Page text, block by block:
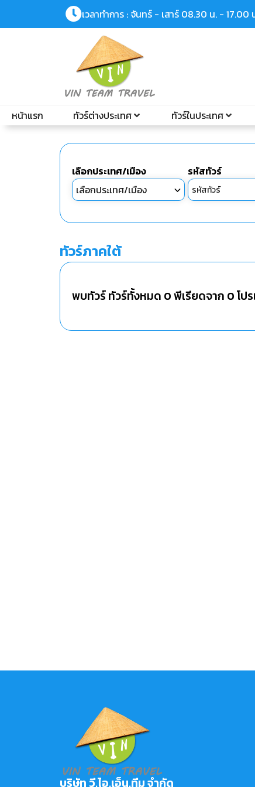
เวลาทำการ : จันทร์ - เสาร์ 08.30 น. - 17.00
หน้าแรก ทัวร์ต่างประเทศ ทัวร์ในประเทศ
เลือกประเทศ/เมือง รหัสทัวร์
ทัวร์ภาคใต้
พบทัวร์ ทัวร์ทั้งหมด 0พีเรียดจาก 0โป
บริษัท วี.ไอ.เอ็น.ทีม จำกัด